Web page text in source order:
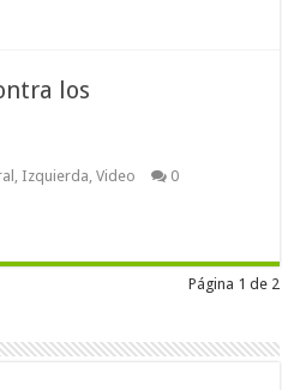
los
, Izquierda,Video 0
Página 1 de 2